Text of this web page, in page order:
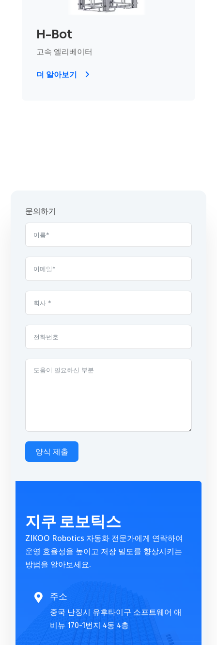
H-Bot
고속 엘리베이터
더 알아보기
문의하기
양식 제출
e
n
a
t
지쿠 로보틱스
ZIKOO Robotics 자동화 전문가에게 연락하여
운영 효율성을 높이고 저장 밀도를 향상시키는
방법을 알아보세요.
 주소
중국 난징시 유후타이구 소프트웨어 애
비뉴 170-1번지 4동 4층